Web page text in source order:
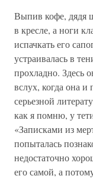
Выпив кофе, дядя
в кресле, а ноги
испачкать его
устраивалась в
прохладно. Здесь
вслух, когда она
серьезной
как я помню, у
«Записками из
попыталась
недостаточно
его самой, а